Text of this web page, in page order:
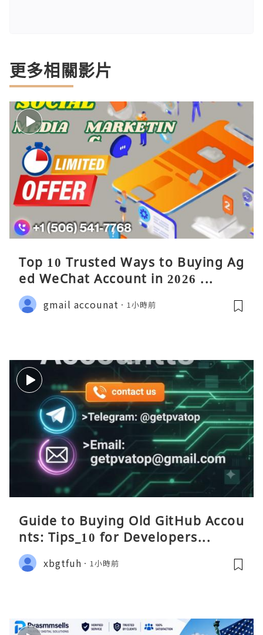
更多相關影片
Top 10 Trusted Ways to Buying Ag
ed WeChat Account in 2026 ...
gmail accounat 1小時前
Guide to Buying Old GitHub Accou
nts: Tips_10 for Developers...
xbgtfuh 1小時前